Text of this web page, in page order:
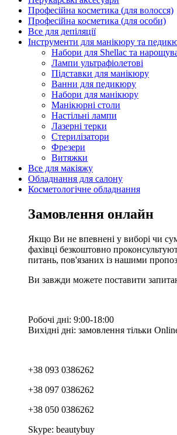
Професійна косметика (для волосся)
Професійна косметика (для особи)
Все для депіляції
Інструменти для манікюру та
Набори для Shellac та
Лампи ультрафіолетові
Підставки для манікюру
Ванни для педикюру
Набори для манікюру
Манікюрні столи
Настільні лампи
Лазерні терки
Стерилізатори
Фрезери
Витяжки
Все для макіяжу
Обладнання для салону
Косметологічне обладнання
Замовлення онлайн
Якщо Ви не впевнені у виборі чи
фахівці безкоштовно
питань, пов'язаних із нашими
Ви завжди можете поставити
Робочі дні: 9:00-18:00
Вихідні дні: замовлення тільки
+38 093 0386262
+38 097 0386262
+38 050 0386262
Skype: beautybuy